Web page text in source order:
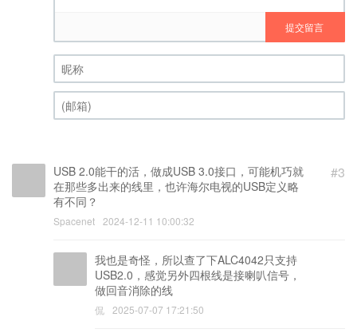
提交留言
昵称 (必填)
#3
USB 2.0能干的活，做成USB 3.0接口，可能机巧就
在那些多出来的线里，也许海尔电视的USB定义略
有不同？
Spacenet 2024-12-11 10:00:32
我也是奇怪，所以查了下ALC4042只支持
USB2.0，感觉另外四根线是接喇叭信号，
做回音消除的线
侃 2025-07-07 17:21:50